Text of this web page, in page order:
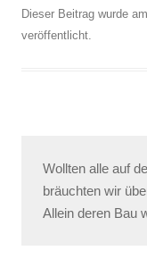
Dieser Beitrag wurde am
veröffentlicht.
Wollten alle auf
bräuchten wir
Allein deren Bau